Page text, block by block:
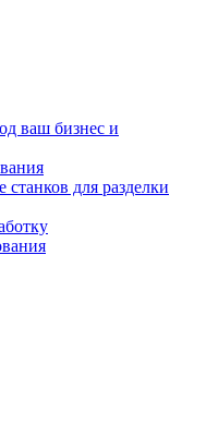
ваш бизнес и
для разделки